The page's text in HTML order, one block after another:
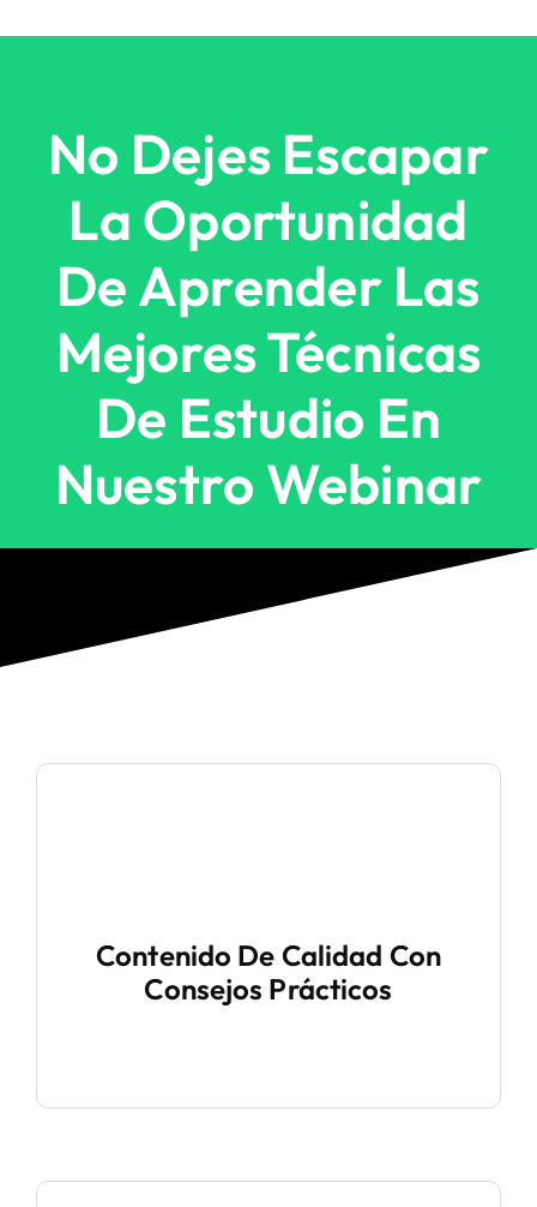
No Dejes Escapar
La Oportunidad
De Aprender Las
Mejores Técnicas
De Estudio En
Nuestro Webinar
Contenido De Calidad Con
Consejos Prácticos